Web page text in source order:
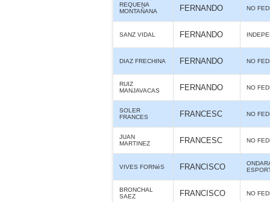
REQUENA
MONTAÑANA
FERNANDO NO
SANZ VIDAL FERNANDO
DIAZ FRECHINA FERNANDO NO
RUIZ
MANJAVACAS
FERNANDO NO
SOLER
FRANCES
FRANCESC NO
JUAN
MARTINEZ
FRANCESC NO
VIVES FORNéS FRANCISCO
BRONCHAL
SAEZ
FRANCISCO NO